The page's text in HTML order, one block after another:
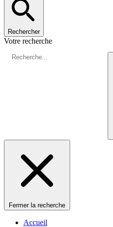
Rechercher
Votre recherche
Fermer la recherche
Accueil